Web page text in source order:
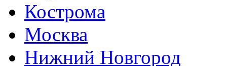
Кострома
Москва
Нижний Новгород